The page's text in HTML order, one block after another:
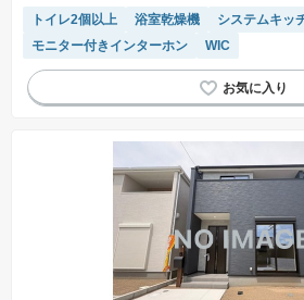
トイレ2個以上 浴室乾燥機
システムキッ
モニター付きインターホン
WIC